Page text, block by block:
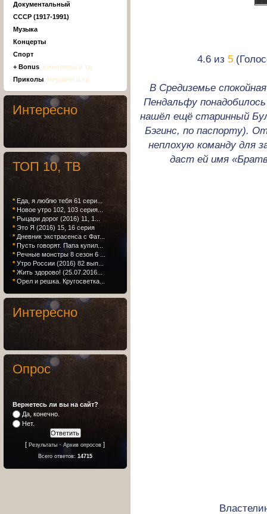
4.6 из 5
В Средиземье
Пендальфу
нашёл ещё старинный
Бэгинс, по паспорту).
неплохую команду для
даст ей имя
Документальный
СССР (1917-1991)
Музыка
Концерты
Спорт
+ Bonus, Киноляпы и тд
Приколы, Неудачи и тд
Интересно
ТОП 10, ТВ
* Еда, я люблю тебя 61 сери...
* Новое утро 102, 103 серия...
* Рыцари дорог (2016) 11, 1...
* Это Я (2016) 15, 16 серия
* Дневник экстрасенса с Фат...
* Пусть говорят. Папа купил...
* Речные монстры 8 сезон 6 ...
* Утро России (2016) 82 вып...
* Жить здорово! (25.07.2016...
* Орел и решка. Кругосветка...
Интересно
Опрос
Вернетесь ли вы на сайт?
Да, конечно.
Нет.
[Результаты ·Архив опросов ]
Всего ответов: 14715